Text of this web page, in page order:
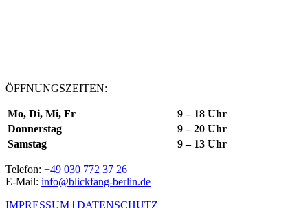
ÖFFNUNGSZEITEN:
Mo, Di, Mi, Fr
9 – 18 Uhr
Donnerstag
9 – 20 Uhr
Samstag
9 – 13 Uhr
Telefon: +49 030 772 37 26
E-Mail: info@blickfang-berlin.de
IMPRESSUM | DATENSCHUTZ